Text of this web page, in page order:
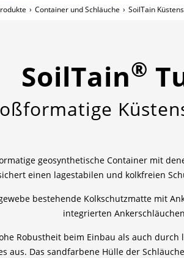
Container und Schläuche SoilTain
SoilTain®
geosynthetische Container mit
einen lagestabilen und kolkfreien
bestehende Kolkschutzmatte mit
integrierten
Robustheit beim Einbau als auch
aus. Das sandfarbene Hülle der